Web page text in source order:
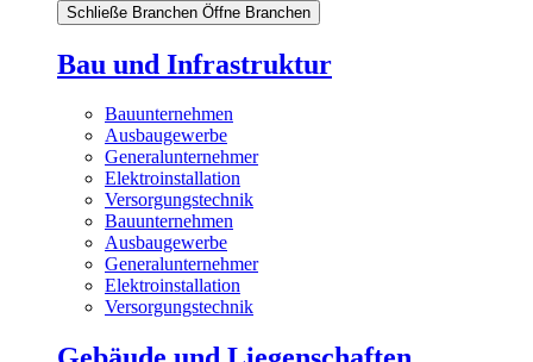
Schließe Branchen Öffne Branchen
Bau und Infrastruktur
Bauunternehmen
Ausbaugewerbe
Generalunternehmer
Elektroinstallation
Versorgungstechnik
Bauunternehmen
Ausbaugewerbe
Generalunternehmer
Elektroinstallation
Versorgungstechnik